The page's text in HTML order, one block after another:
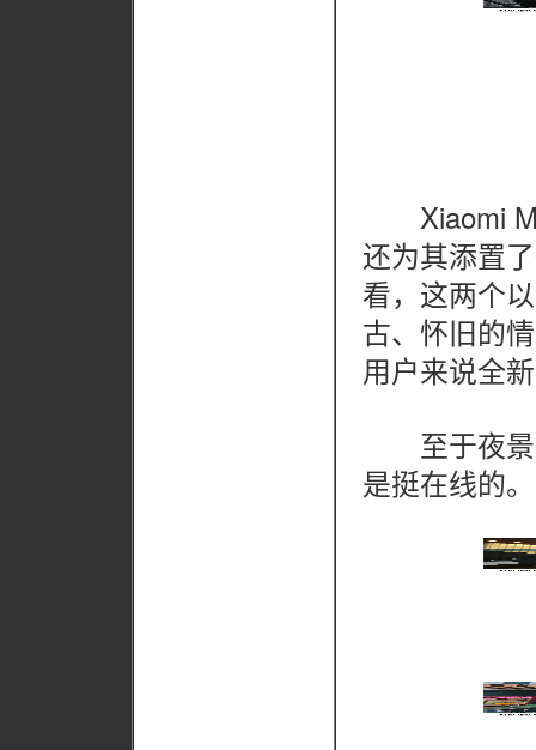
Xiaomi
还为其添置
看，这两个
古、怀旧的
用户来说全
至于夜景
是挺在线的。